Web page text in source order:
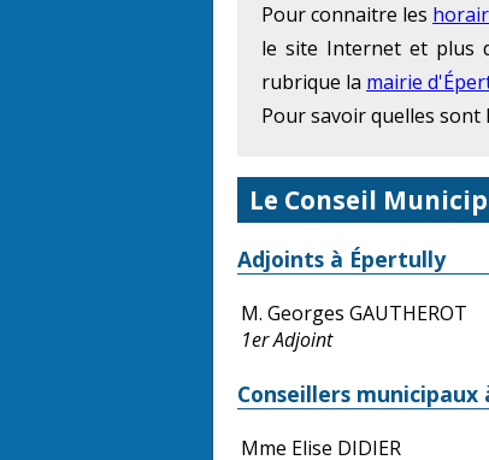
Pour connaitre les
le site Internet et plus
rubrique la mairie
Pour savoir quelles
Le Conseil
Adjoints à Épertully
M. Georges GAUTHEROT
1er Adjoint
Conseillers
Mme Elise DIDIER